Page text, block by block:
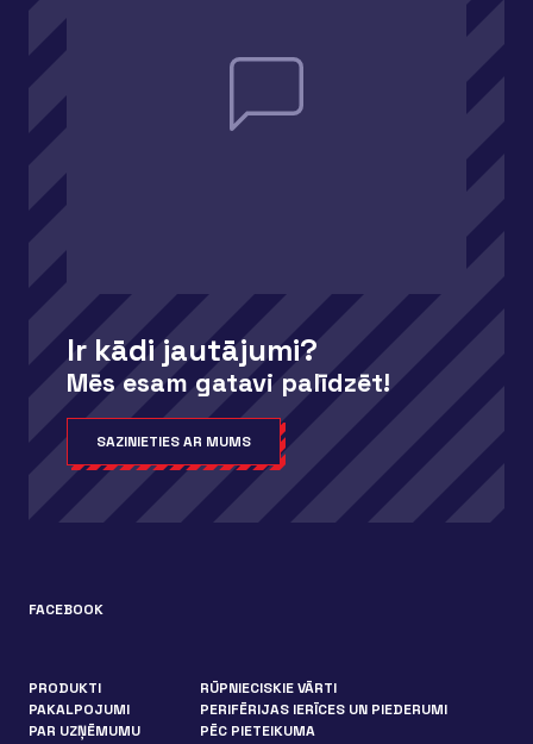
Ir kādi jautājumi?
Mēs esam gatavi palīdzēt!
SAZINIETIES AR MUMS
FACEBOOK
PRODUKTI
PAKALPOJUMI
PAR UZŅĒMUMU
RŪPNIECISKIE VĀRTI
PERIFĒRIJAS IERĪCES UN PIEDERUMI
PĒC PIETEIKUMA